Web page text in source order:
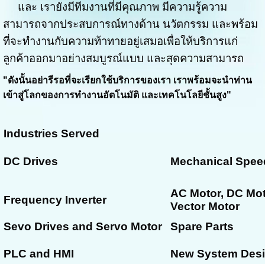
และ เรายังมีทีมงานที่มีคุณภาพ มีความรู้ความ
สามารถจากประสบการณ์ทางด้าน นวัตกรรม และพร้อม
ที่จะทำงานกับความท้าทายอยู่เสมอเพื่อให้บริการแก่
ลูกค้าออกมาอย่างสมบูรณ์แบบ และสุดความสามารถ
"ดังนั้นอย่ารีรอที่จะเรียกใช้บริการของเรา เราพร้อมจะนำท่าน
เข้าสู่โลกของการทำงานอัตโนมัติ และเทคโนโลยีชั้นสูง"
Industries Served
DC Drives Mechanical
Frequency Inverter
AC Motor, DC
Vector Motor
Sevo Drives and Servo Motor
Spare Parts
PLC and HMI
New System